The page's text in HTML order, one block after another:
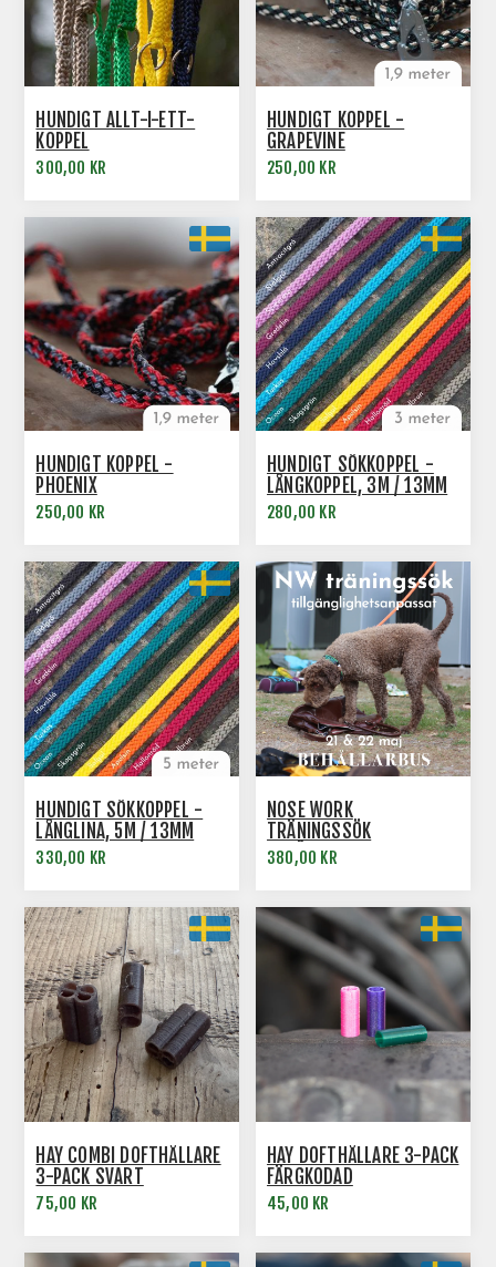
HUNDIGT ALLT-I-ETT-
KOPPEL
300,00 KR
HUNDIGT KOPPEL -
GRAPEVINE
250,00 KR
HUNDIGT KOPPEL -
PHOENIX
250,00 KR
HUNDIGT SÖKKOPPEL -
LÅNGKOPPEL, 3M / 13MM
280,00 KR
HUNDIGT SÖKKOPPEL -
LÅNGLINA, 5M / 13MM
330,00 KR
NOSE WORK
TRÄNINGSSÖK
BEHÅLLARBUS 21/5 &
22/5
380,00 KR
HAY COMBI DOFTHÅLLARE
3-PACK SVART
75,00 KR
HAY DOFTHÅLLARE 3-PACK
FÄRGKODAD
45,00 KR